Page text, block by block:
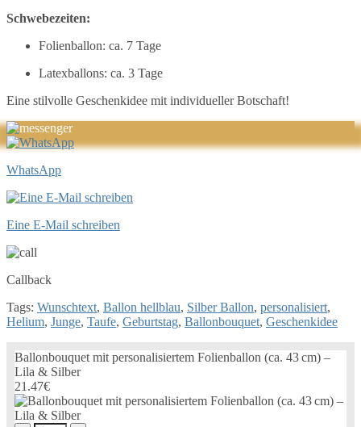
Schwebezeiten:
Folienballon: ca. 7 Tage
Latexballons: ca. 3 Tage
Eine stilvolle Geschenkidee mit individueller Botschaft!
WhatsApp
Eine E-Mail schreiben
Callback
Tags: Wunschtext, Ballon hellblau, Silber Ballon, personalisiert,
Helium, Junge, Taufe, Geburtstag, Ballonbouquet, Geschenkidee
Ballonbouquet mit personalisiertem Folienballon (ca. 43 cm) –
Lila & Silber
21.47€